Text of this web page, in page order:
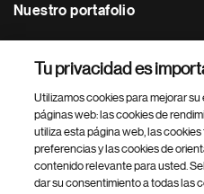
Nuestro portafolio
Footer Site Search
Tu privacidad es
Utilizamos cookies para mejorar
páginas web: las cookies de
utiliza esta página web, las
preferencias y las cookies de
contenido relevante para usted.
dar su consentimiento a todas las